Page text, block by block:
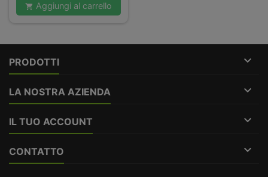
 Aggiungi al carrello
PRODOTTI 
LA NOSTRA AZIENDA 
IL TUO ACCOUNT 
CONTATTO 